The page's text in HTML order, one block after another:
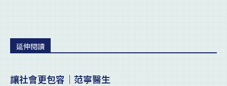
延伸閱讀
讓社會更包容｜范寧醫生